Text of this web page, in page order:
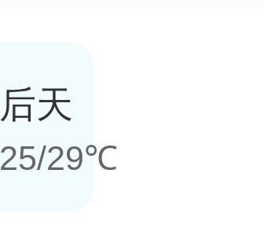
后天
25/29℃